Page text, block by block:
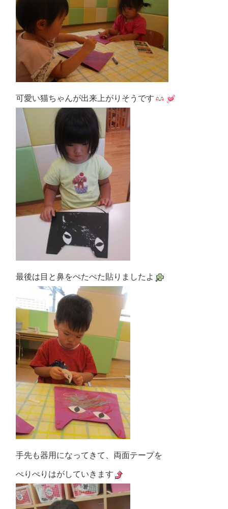
可愛い猫ちゃんが出来上がりそうです
最後は目と鼻をぺたぺた貼りましたよ
手先も器用になってきて、両面テープを
ぺりぺりはがしていきます